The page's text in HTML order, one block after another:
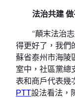
法治共建
“顛末法治
得更好了，我們
蘇省泰州市海陵
室中，社區黨總
表和商戶代表幾
PTT設法看法，